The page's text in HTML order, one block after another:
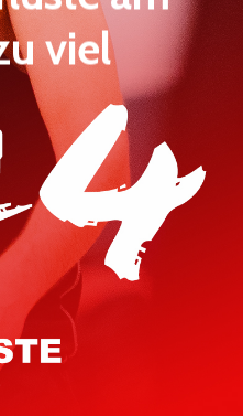
viel